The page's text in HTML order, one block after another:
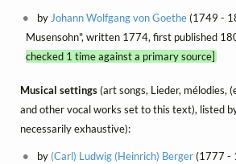
by Johann Wolfgang von Goethe(1749 -
Musensohn", written 1774, first published
checked 1 time against a primary source]
Musical settings(art songs, Lieder, mélodies,
and other vocal works set to this text), listed
necessarily exhaustive):
by (Carl) Ludwig (Heinrich) Berger(1777 -